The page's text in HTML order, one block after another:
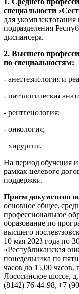
специальности
для
подразделения
диспансера.
2. Высшего
по специальностям:
- анестезиология и
- патологическая
- рентгенология;
- онкология;
- хирургия.
На период обучения
рамках целевого
поддержки.
Прием документов
основное общее,
профессиональное
образование по
высшего
10 мая 2023 года по
«Республиканская
понедельника по
часов до 15.00 часов,
Лососинское шоссе,
(8142) 76-44-98, +7